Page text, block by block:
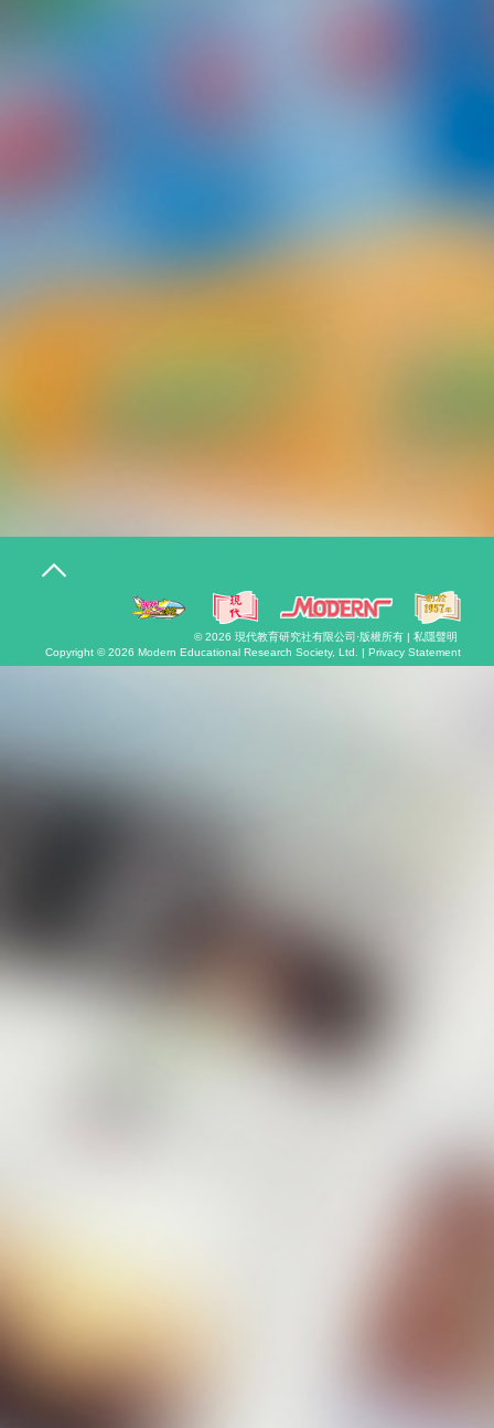
T
n
© 2026 現代教育研究社有限公司 ·版權所有 | 私隱聲明
Copyright © 2026 Modern Educational Research Society, Ltd. | Privacy Statement